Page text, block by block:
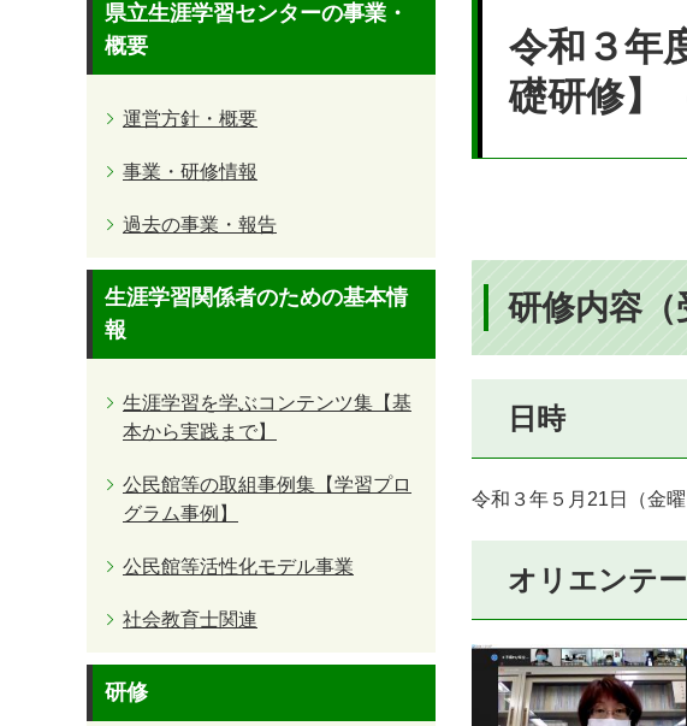
令和３年
礎研修】
研修内容（
日時
令和３年５月21日（金
オリエンテ
県立生涯学習センターの事業・
概要
運営方針・概要
事業・研修情報
過去の事業・報告
生涯学習関係者のための基本情
報
生涯学習を学ぶコンテンツ集【基
本から実践まで】
公民館等の取組事例集【学習プロ
グラム事例】
公民館等活性化モデル事業
社会教育士関連
研修